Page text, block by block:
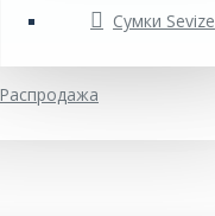
Cумки Sevize
Распродажа